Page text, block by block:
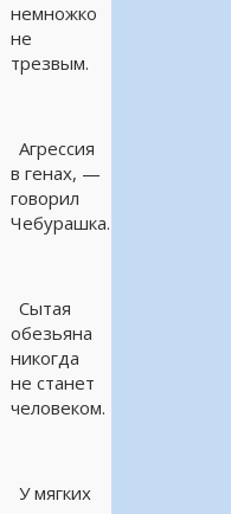
немножко
не
трезвым.
Агрессия
в генах, —
говорил
Чебурашка.
Сытая
обезьяна
никогда
не станет
человеком.
У мягких